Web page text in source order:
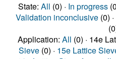
State: All (0) · In progress
Validation inconclusive(0) ·
Application: All (0) · 14e
Sieve (0) · 15e Lattice